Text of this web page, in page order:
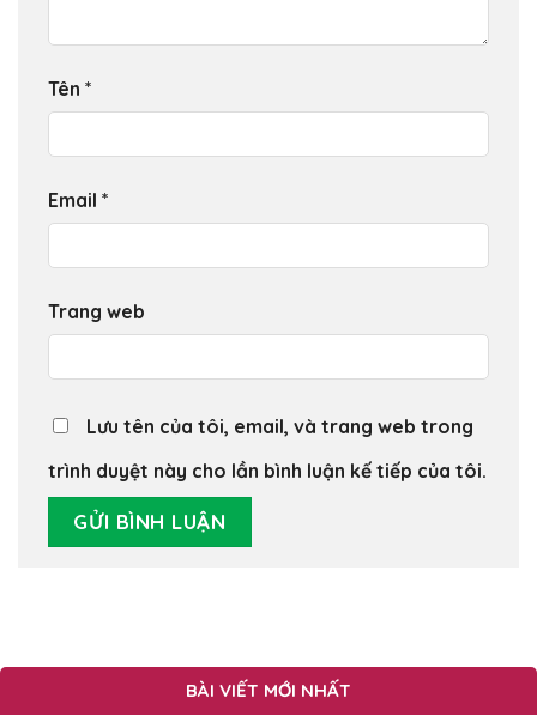
Tên *
Email *
Trang web
Lưu tên của tôi, email, và trang web trong
trình duyệt này cho lần bình luận kế tiếp của tôi.
BÀI VIẾT MỚI NHẤT